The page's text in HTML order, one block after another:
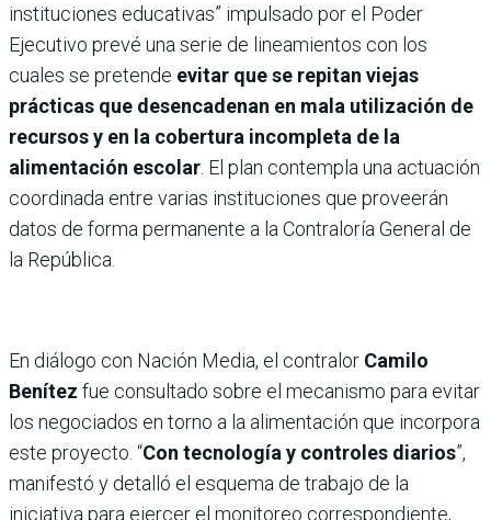
instituciones educativas” impulsado por el Poder
Ejecutivo prevé una serie de lineamientos con los
cuales se pretende evitar que se repitan viejas
prácticas que desencadenan en mala utilización de
recursos y en la cobertura incompleta de la
alimentación escolar . El plan contempla una actuación
coordinada entre varias instituciones que proveerán
datos de forma permanente a la Contraloría General de
la República.
En diálogo con Nación Media, el contralor Camilo
Benítez fue consultado sobre el mecanismo para evitar
los negociados en torno a la alimentación que incorpora
este proyecto. “Con tecnología y controles diarios”,
manifestó y detalló el esquema de trabajo de la
iniciativa para ejercer el monitoreo correspondiente,